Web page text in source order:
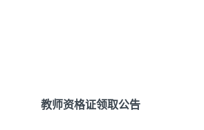
教师资格证领取公告